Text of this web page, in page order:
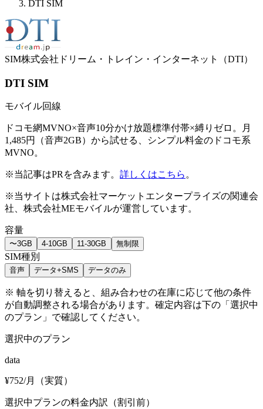
DTI SIM
SIM株式会社ドリーム・トレイン・インターネット（DTI）
DTI SIM
モバイル回線
ドコモ網MVNO×音声10分かけ放題標準付帯×縛りゼロ。月
1,485円（音声2GB）から試せる、シンプル料金のドコモ系
MVNO。
※当記事はPRを含みます。 詳しくはこちら。
※当サイトは株式会社マーケットエンタープライズの関連会
社、株式会社MEモバイルが運営しています。
容量
〜3GB 4-10GB 11-30GB 無制限
SIM種別
音声 データ+SMS データのみ
※ 軸を切り替えると、組み合わせの在庫に応じて他の条件
が自動調整される場合があります。確定内容は下の「選択中
のプラン」で確認してください。
選択中のプラン
data
¥752/月（実質）
選択中プランの料金内訳（割引前）